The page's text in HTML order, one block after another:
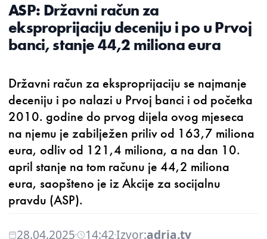
ASP: Državni račun za
eksproprijaciju deceniju i po u Prvoj
banci, stanje 44,2 miliona eura
Državni račun za eksproprijaciju se najmanje
deceniju i po nalazi u Prvoj banci i od početka
2010. godine do prvog dijela ovog mjeseca
na njemu je zabilježen priliv od 163,7 miliona
eura, odliv od 121,4 miliona, a na dan 10.
april stanje na tom računu je 44,2 miliona
eura, saopšteno je iz Akcije za socijalnu
pravdu (ASP).
28.04.2025 14:42Izvor:adria.tv